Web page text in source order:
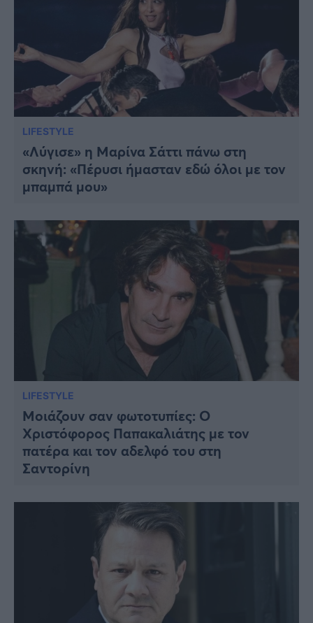
LIFESTYLE
«Λύγισε» η Μαρίνα Σάττι πάνω στη
σκηνή: «Πέρυσι ήμασταν εδώ όλοι με τον
μπαμπά μου»
LIFESTYLE
Μοιάζουν σαν φωτοτυπίες: Ο
Χριστόφορος Παπακαλιάτης με τον
πατέρα και τον αδελφό του στη
Σαντορίνη